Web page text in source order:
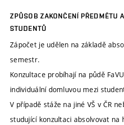
ZPŮSOB ZAKONČENÍ PŘEDMĚTU
STUDENTŮ
Zápočet je udělen na základě
semestr.
Konzultace probíhají na půdě
individuální domluvou mezi
V případě stáže na jiné VŠ v ČR
studující konzultaci absolvovat na